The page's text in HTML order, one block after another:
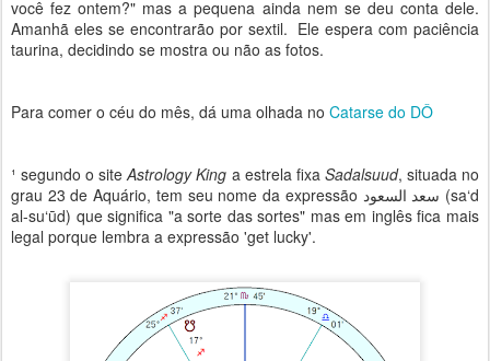
você fez ontem?" mas a pequena ainda nem se deu conta dele.
Amanhã eles se encontrarão por sextil. Ele espera com paciência
taurina, decidindo se mostra ou não as fotos.
Para comer o céu do mês, dá uma olhada no Catarse do DÔ
¹ segundo o siteAstrology King a estrela fixa Sadalsuud, situada no
grau 23 de Aquário, tem seu nome da expressão سعد السعود (sa‘d
al-su‘ūd) que significa "a sorte das sortes" mas em inglês fica mais
legal porque lembra a expressão 'get lucky'.